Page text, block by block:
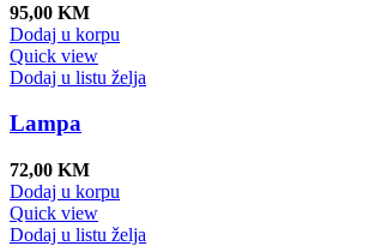
95,00 KM
Dodaj u korpu
Quick view
Dodaj u listu želja
Lampa
72,00 KM
Dodaj u korpu
Quick view
Dodaj u listu želja